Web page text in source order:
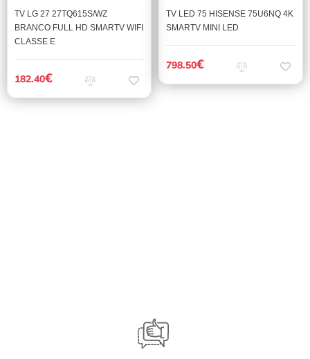
TV LG 27 27TQ615S/WZ
BRANCO FULL HD SMARTV WIFI
CLASSE E
182.40€
TV LED 75 HISENSE 75U6NQ 4K
SMARTV MINI LED
798.50€